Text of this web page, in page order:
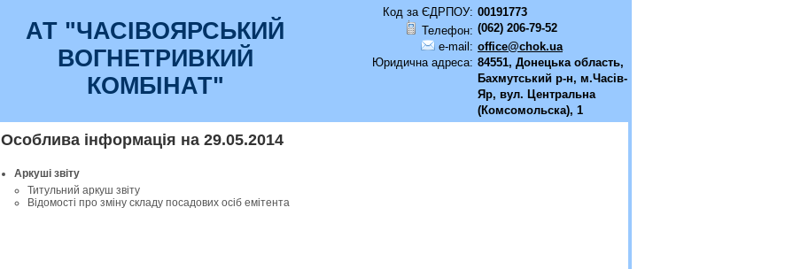
АТ "ЧАСIВОЯРСЬКИЙ
ВОГНЕТРИВКИЙ
КОМБIНАТ"
Код за ЄДРПОУ: 00191773
Телефон: (062) 206-79-52
e-mail: office@chok.ua
Юридична адреса: 84551, Донецька область,
Бахмутський р-н, м.Часiв-
Яр, вул. Центральна
(Комсомольска), 1
Особлива інформація на 29.05.2014
Аркуші звіту
Титульний аркуш звіту
Відомості про зміну складу посадових осіб емітента